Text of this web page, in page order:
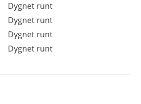
Dygnet runt
Dygnet runt
Dygnet runt
Dygnet runt